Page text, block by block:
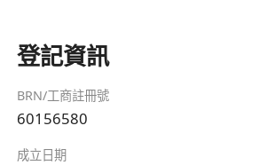
登記資訊
BRN/工商註冊號
60156580
成立日期